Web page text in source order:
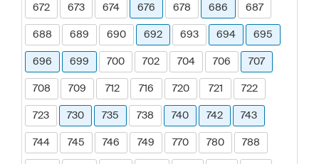
672 673 674 676 678 686 687
688 689 690 692 693 694 695
696 699 700 702 704 706 707
708 709 712 716 720 721 722
723 730 735 738 740 742 743
744 745 746 749 770 780 788